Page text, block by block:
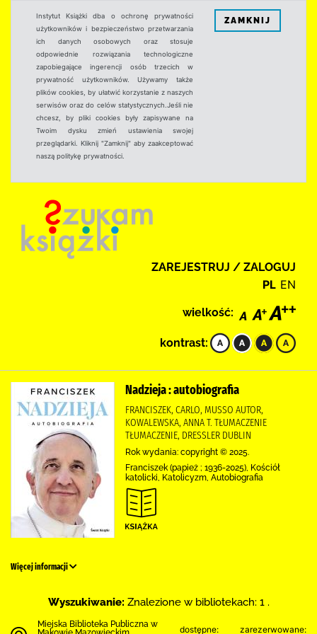
Instytut Książki dba o ochronę prywatności
użytkowników i bezpieczeństwo przetwarzania
ich danych osobowych oraz stosuje
odpowiednie rozwiązania technologiczne
zapobiegające ingerencji osób trzecich w
prywatność użytkowników. Używamy także
plików cookies, by ułatwić korzystanie z naszych
serwisów oraz do celów statystycznych.Jeśli nie
chcesz, by pliki cookies były zapisywane na
Twoim dysku zmień ustawienia swojej
przeglądarki. Kliknij "Zamknij" aby zaakceptować
naszą politykę prywatności.
ZAMKNIJ
ZAREJESTRUJ / ZALOGUJ
PL EN
wielkość:
kontrast:
Nadzieja : autobiografia
FRANCISZEK, CARLO, MUSSO AUTOR,
KOWALEWSKA, ANNA T. TŁUMACZENIE
TŁUMACZENIE, DRESSLER DUBLIN
Rok wydania: copyright © 2025.
Franciszek (papież ; 1936-2025), Kościół
katolicki, Katolicyzm, Autobiografia
Więcej informacji
Wyszukiwanie: Znalezione w bibliotekach: 1 .
Miejska Biblioteka Publiczna w
dostępne: zarezerwowane: